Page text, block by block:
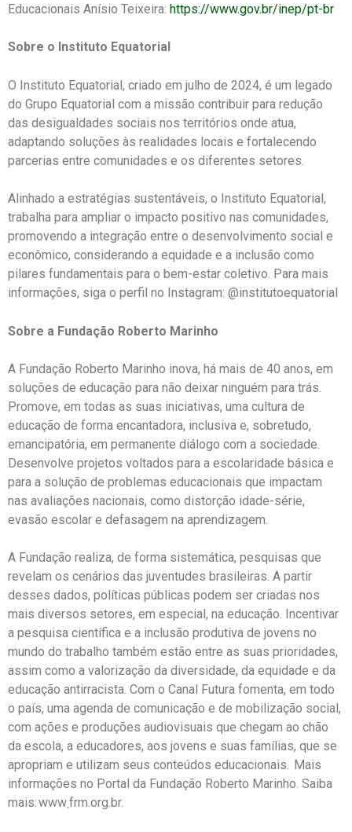
Educacionais Anísio Teixeira: https://www.gov.br/inep/pt-br
Sobre o Instituto Equatorial
O Instituto Equatorial, criado em julho de 2024, é um legado
do Grupo Equatorial com a missão contribuir para redução
das desigualdades sociais nos territórios onde atua,
adaptando soluções às realidades locais e fortalecendo
parcerias entre comunidades e os diferentes setores.
Alinhado a estratégias sustentáveis, o Instituto Equatorial,
trabalha para ampliar o impacto positivo nas comunidades,
promovendo a integração entre o desenvolvimento social e
econômico, considerando a equidade e a inclusão como
pilares fundamentais para o bem-estar coletivo. Para mais
informações, siga o perfil no Instagram: @institutoequatorial
Sobre a Fundação Roberto Marinho
A Fundação Roberto Marinho inova, há mais de 40 anos, em
soluções de educação para não deixar ninguém para trás.
Promove, em todas as suas iniciativas, uma cultura de
educação de forma encantadora, inclusiva e, sobretudo,
emancipatória, em permanente diálogo com a sociedade.
Desenvolve projetos voltados para a escolaridade básica e
para a solução de problemas educacionais que impactam
nas avaliações nacionais, como distorção idade-série,
evasão escolar e defasagem na aprendizagem.
A Fundação realiza, de forma sistemática, pesquisas que
revelam os cenários das juventudes brasileiras. A partir
desses dados, políticas públicas podem ser criadas nos
mais diversos setores, em especial, na educação. Incentivar
a pesquisa científica e a inclusão produtiva de jovens no
mundo do trabalho também estão entre as suas prioridades,
assim como a valorização da diversidade, da equidade e da
educação antirracista. Com o Canal Futura fomenta, em todo
o país, uma agenda de comunicação e de mobilização social,
com ações e produções audiovisuais que chegam ao chão
da escola, a educadores, aos jovens e suas famílias, que se
apropriam e utilizam seus conteúdos educacionais. Mais
informações no Portal da Fundação Roberto Marinho. Saiba
mais: www܂frm.org.br.